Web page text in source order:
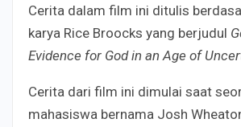
Cerita dalam film ini ditulis
karya Rice Broocks yang berjudul
Evidence for God in an Age of
Cerita dari film ini dimulai saat
mahasiswa bernama Josh